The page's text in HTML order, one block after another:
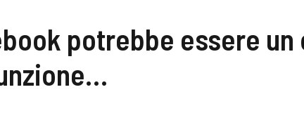
potrebbe essere un